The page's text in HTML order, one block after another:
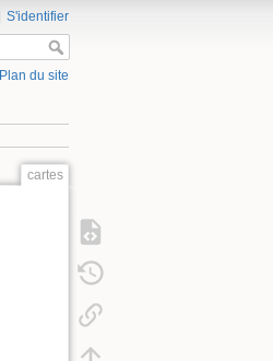
S'identifier
Plan du site
cartes